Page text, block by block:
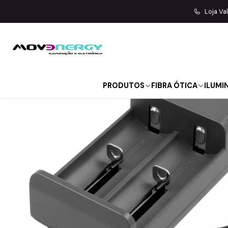
PRODUTOS FIBRA ÓTICA
Loja
LANTERNAS | WORK LIGHT